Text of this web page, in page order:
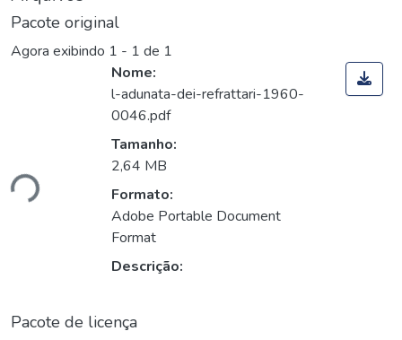
Pacote original
Agora exibindo 1 - 1 de 1
Nome:
l-adunata-dei-refrattari-1960-
0046.pdf
Tamanho:
2,64 MB
Formato:
Adobe Portable Document
Format
Descrição:
Pacote de licença